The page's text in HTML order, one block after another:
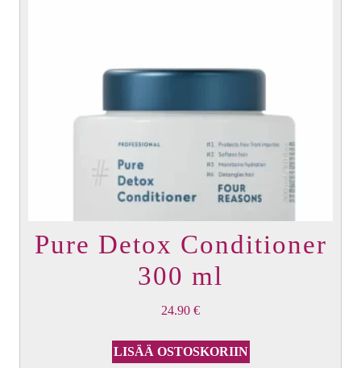
Pure Detox Conditioner
300 ml
24.90 €
LISÄÄ OSTOSKORIIN